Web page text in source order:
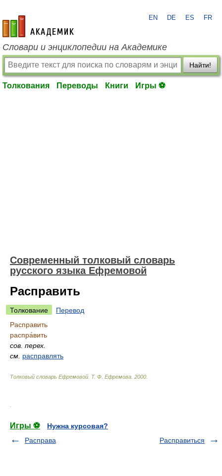
academic.ru
EN DE ES FR
Словари и энциклопедии на Академике
Найти!
Толкования Переводы Книги Игры ⚽
Современный толковый словарь
русского языка Ефремовой
Расправить
Толкование
Перевод
Расправить
распра́вить
сов. перех.
см. расправлять
Толковый словарь Ефремовой Т. Ф. Ефремова. 2000
Игры ⚽
Нужна курсовая?
Расправа
Расправиться